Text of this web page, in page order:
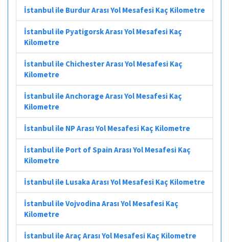
İstanbul ile Burdur Arası Yol Mesafesi Kaç Kilometre
İstanbul ile Pyatigorsk Arası Yol Mesafesi Kaç
Kilometre
İstanbul ile Chichester Arası Yol Mesafesi Kaç
Kilometre
İstanbul ile Anchorage Arası Yol Mesafesi Kaç
Kilometre
İstanbul ile NP Arası Yol Mesafesi Kaç Kilometre
İstanbul ile Port of Spain Arası Yol Mesafesi Kaç
Kilometre
İstanbul ile Lusaka Arası Yol Mesafesi Kaç Kilometre
İstanbul ile Vojvodina Arası Yol Mesafesi Kaç
Kilometre
İstanbul ile Araç Arası Yol Mesafesi Kaç Kilometre